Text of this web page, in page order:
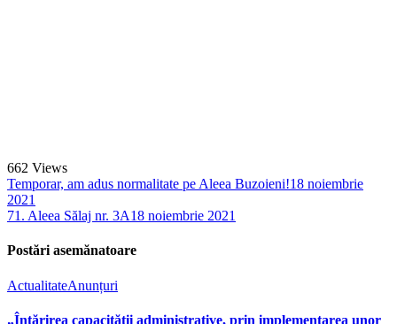
662 Views
Temporar, am adus normalitate pe Aleea Buzoieni!18 noiembrie
2021
71. Aleea Sălaj nr. 3A18 noiembrie 2021
Postări asemănatoare
ActualitateAnunțuri
„Întărirea capacității administrative, prin implementarea unor